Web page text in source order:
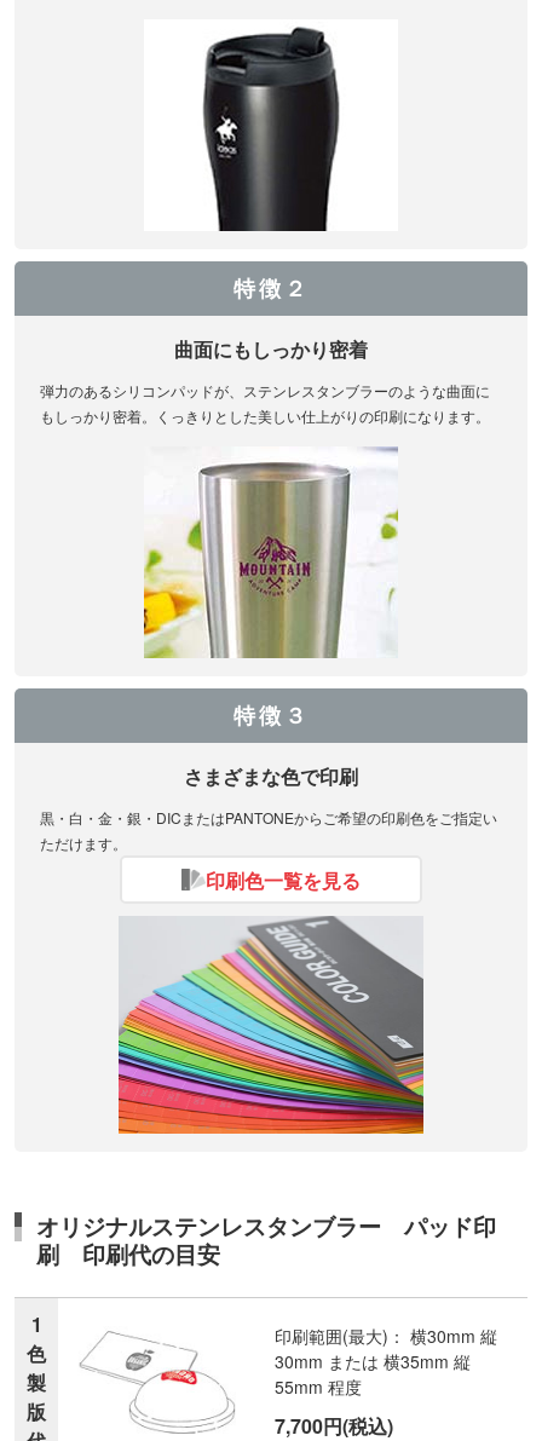
特徴２
曲面にもしっかり密着
弾力のあるシリコンパッドが、ステンレスタンブラーのような曲面に
もしっかり密着。くっきりとした美しい仕上がりの印刷になります。
特徴３
さまざまな色で印刷
黒・白・金・銀・DICまたはPANTONEからご希望の印刷色をご指定い
ただけます。
印刷色一覧を見る
オリジナルステンレスタンブラー パッド印
刷 印刷代の目安
1
色
製
版
印刷範囲(最大)： 横30mm 縦
30mm または 横35mm 縦
55mm 程度
7,700円(税込)